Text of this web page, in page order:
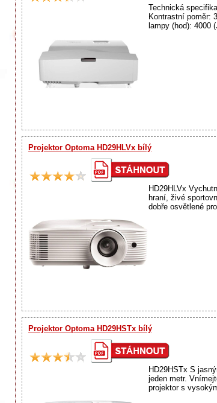
Technická
Kontrastní poměr:
lampy (hod): 4000
Projektor Optoma HD29HLVx bílý
HD29HLVx
hraní, živé
dobře osvětlené
Projektor Optoma HD29HSTx bílý
HD29HSTx S
jeden metr.
projektor s